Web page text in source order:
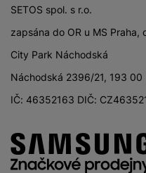
SETOS spol. s r.o.
zapsána do OR u MS Praha,
City Park Náchodská
Náchodská 2396/21, 193 00
IČ: 46352163 DIČ: